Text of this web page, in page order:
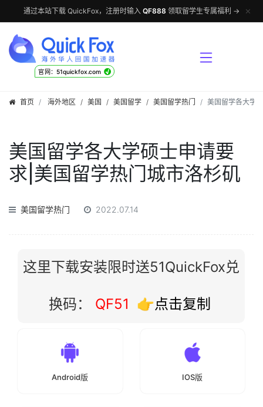
通过本站下载 QuickFox，注册时输入 QF888 领取留学生专属福利 → ✕
官网：51quickfox.com √
首页 海外地区 / 美国 / 美国留学 / 美国留学热门 美国留学各大学
美国留学各大学硕士申请要
求|美国留学热门城市洛杉矶
美国留学热门 2022.07.14
这里下载安装限时送51QuickFox兑
换码： QF51 👉点击复制
Android版 IOS版